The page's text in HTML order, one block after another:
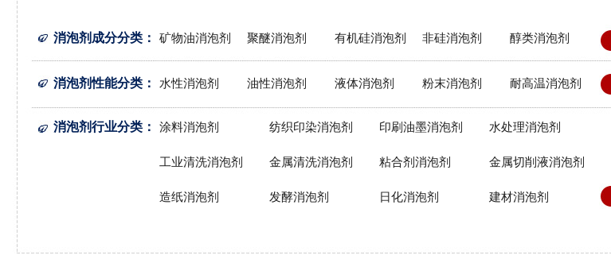
消泡剂成分分类 ： 矿物油消泡剂 聚醚消泡剂 有机硅消泡剂 非硅消泡剂 醇类消泡剂
消泡剂性能分类 ： 水性消泡剂 油性消泡剂 液体消泡剂 粉末消泡剂 耐高温消泡剂
消泡剂行业分类 ： 涂料消泡剂 纺织印染消泡剂 印刷油墨消泡剂 水处理消泡剂
工业清洗消泡剂 金属清洗消泡剂 粘合剂消泡剂 金属切削液消泡剂
造纸消泡剂 发酵消泡剂 日化消泡剂 建材消泡剂